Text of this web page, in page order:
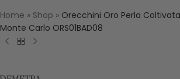
Home » Shop » Orecchini Oro Perla
Monte Carlo ORS01BAD08